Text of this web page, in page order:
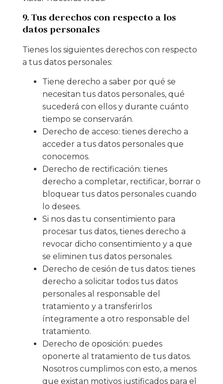
9. Tus derechos con respecto a los
datos personales
Tienes los siguientes derechos con respecto
a tus datos personales:
Tiene derecho a saber por qué se
necesitan tus datos personales, qué
sucederá con ellos y durante cuánto
tiempo se conservarán.
Derecho de acceso: tienes derecho a
acceder a tus datos personales que
conocemos.
Derecho de rectificación: tienes
derecho a completar, rectificar, borrar o
bloquear tus datos personales cuando
lo desees.
Si nos das tu consentimiento para
procesar tus datos, tienes derecho a
revocar dicho consentimiento y a que
se eliminen tus datos personales.
Derecho de cesión de tus datos: tienes
derecho a solicitar todos tus datos
personales al responsable del
tratamiento y a transferirlos
íntegramente a otro responsable del
tratamiento.
Derecho de oposición: puedes
oponerte al tratamiento de tus datos.
Nosotros cumplimos con esto, a menos
que existan motivos justificados para el